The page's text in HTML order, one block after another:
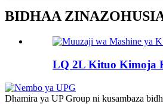
BIDHAA
LQ 2L Kituo Kimoja
Dhamira ya UP Group ni kusambaza